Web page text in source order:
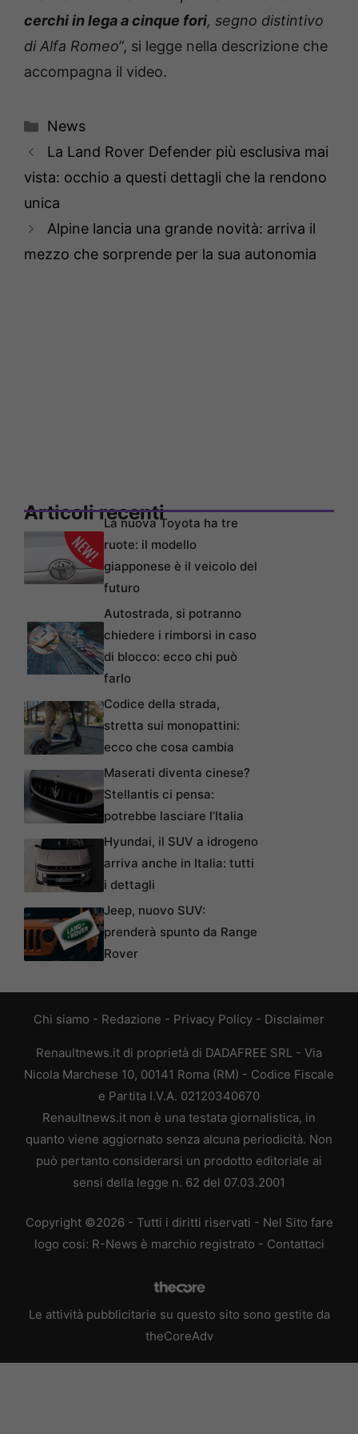
cerchi in lega a cinque fori, segno distintivo
di Alfa Romeo”, si legge nella descrizione che
accompagna il video.
Categorie
News
La Land Rover Defender più esclusiva mai
vista: occhio a questi dettagli che la rendono
unica
Alpine lancia una grande novità: arriva il
mezzo che sorprende per la sua autonomia
Articoli recentiLa nuova Toyota ha tre
ruote: il modello
giapponese è il veicolo del
futuro
Autostrada, si potranno
chiedere i rimborsi in caso
di blocco: ecco chi può
farlo
Codice della strada,
stretta sui monopattini:
ecco che cosa cambia
Maserati diventa cinese?
Stellantis ci pensa:
potrebbe lasciare l’Italia
Hyundai, il SUV a idrogeno
arriva anche in Italia: tutti
i dettagli
Jeep, nuovo SUV:
prenderà spunto da Range
Rover
Chi siamo - Redazione - Privacy Policy - Disclaimer
Renaultnews.it di proprietà di DADAFREE SRL - Via
Nicola Marchese 10, 00141 Roma (RM) - Codice Fiscale
e Partita I.V.A. 02120340670
Renaultnews.it non è una testata giornalistica, in
quanto viene aggiornato senza alcuna periodicità. Non
può pertanto considerarsi un prodotto editoriale ai
sensi della legge n. 62 del 07.03.2001
Copyright ©2026 - Tutti i diritti riservati - Nel Sito fare
logo cosi: R-News è marchio registrato - Contattaci
Le attività pubblicitarie su questo sito sono gestite da
theCoreAdv